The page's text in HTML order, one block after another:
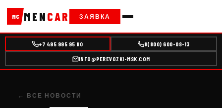
MC MENCAR ЗАЯВКА
+7 495 995 95 80 8(800) 600-08-13
INFO@PEREVOZKI-MSK.COM
← ВСЕ НОВОСТИ